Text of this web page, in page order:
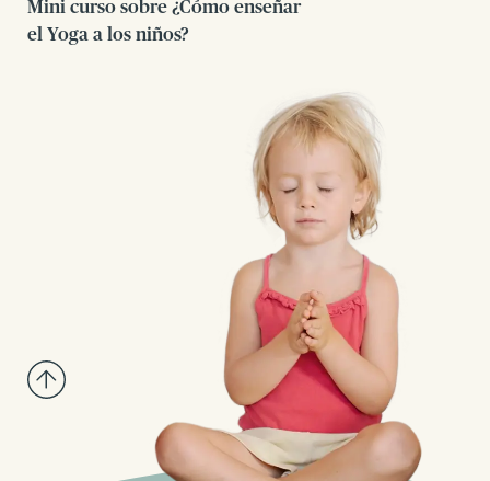
Mini curso sobre ¿Cómo enseñar
el Yoga a los niños?